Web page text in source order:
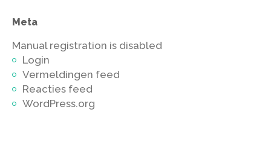
Meta
Manual registration is disabled
Login
Vermeldingen feed
Reacties feed
WordPress.org